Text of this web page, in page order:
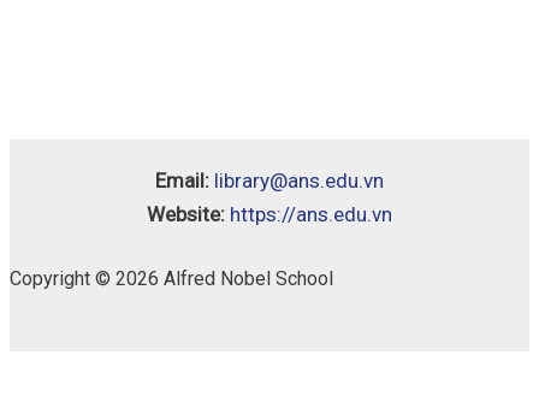
Email: library@ans.edu.vn
Website: https://ans.edu.vn
Copyright © 2026 Alfred Nobel School